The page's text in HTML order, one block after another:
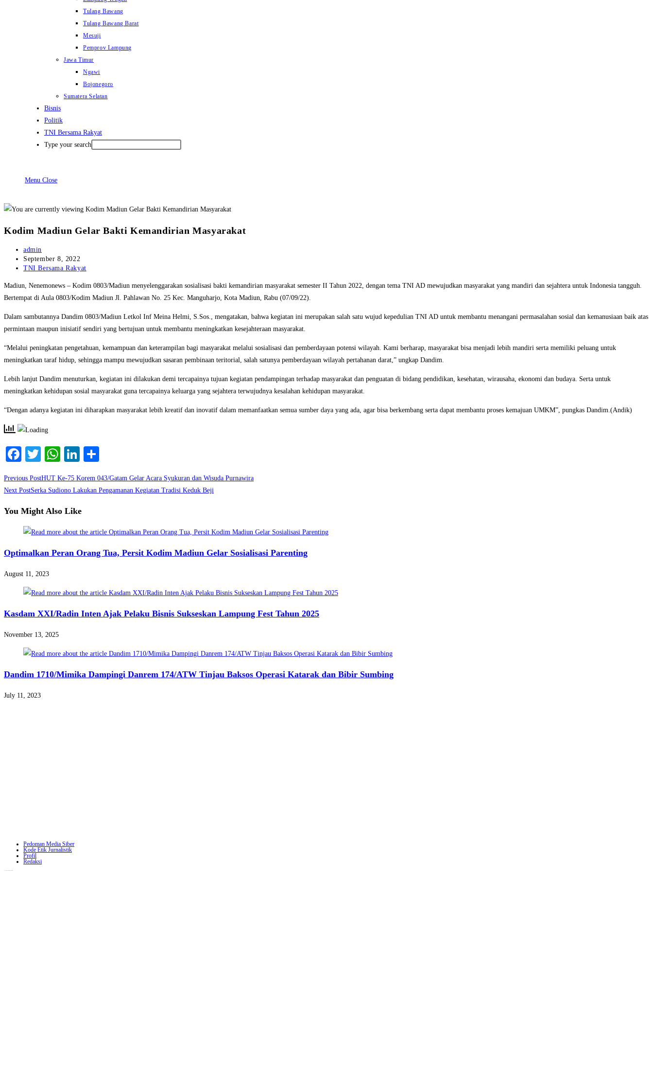
Tulang Bawang
Tulang Bawang Barat
Mesuji
Pemprov Lampung
Jawa Timur
Ngawi
Bojonegoro
Sumatera Selatan
Bisnis
Politik
TNI Bersama Rakyat
Type your search
Menu Close
Kodim Madiun Gelar Bakti Kemandirian Masyarakat
Post
author:
admin
Post
published:
September 8, 2022
Post
TNI Bersama Rakyat
Madiun, Nenemonews – Kodim 0803/Madiun menyelenggarakan sosialisasi bakti kemandirian masyarakat semester II Tahun 2022, dengan tema TNI AD mewujudkan masyarakat yang mandiri dan sejahtera untuk Indonesia tangguh.
Bertempat di Aula 0803/Kodim Madiun Jl. Pahlawan No. 25 Kec. Manguharjo, Kota Madiun, Rabu (07/09/22).
Dalam sambutannya Dandim 0803/Madiun Letkol Inf Meina Helmi, S.Sos., mengatakan, bahwa kegiatan ini merupakan salah satu wujud kepedulian TNI AD untuk membantu menangani permasalahan sosial dan kemanusiaan baik atas
permintaan maupun inisiatif sendiri yang bertujuan untuk membantu meningkatkan kesejahteraan masyarakat.
“Melalui peningkatan pengetahuan, kemampuan dan keterampilan bagi masyarakat melalui sosialisasi dan pemberdayaan potensi wilayah. Kami berharap, masyarakat bisa menjadi lebih mandiri serta memiliki peluang untuk
meningkatkan taraf hidup, sehingga mampu mewujudkan sasaran pembinaan teritorial, salah satunya pemberdayaan wilayah pertahanan darat,” ungkap Dandim.
Lebih lanjut Dandim menuturkan, kegiatan ini dilakukan demi tercapainya tujuan kegiatan pendampingan terhadap masyarakat dan penguatan di bidang pendidikan, kesehatan, wirausaha, ekonomi dan budaya. Serta untuk
meningkatkan kehidupan sosial masyarakat guna tercapainya keluarga yang sejahtera terwujudnya kesalahan kehidupan masyarakat.
“Dengan adanya kegiatan ini diharapkan masyarakat lebih kreatif dan inovatif dalam memanfaatkan semua sumber daya yang ada, agar bisa berkembang serta dapat membantu proses kemajuan UMKM”, pungkas Dandim.(Andik)
Facebook
TwitterWhatsApp
LinkedIn
Read
more
articles
Previous PostHUT Ke-75 Korem 043/Gatam Gelar Acara Syukuran dan Wisuda Purnawira
Next PostSerka Sudiono Lakukan Pengamanan Kegiatan Tradisi Keduk Beji
You Might Also Like
Optimalkan Peran Orang Tua, Persit Kodim Madiun Gelar Sosialisasi Parenting
August 11, 2023
Kasdam XXI/Radin Inten Ajak Pelaku Bisnis Sukseskan Lampung Fest Tahun 2025
November 13, 2025
Dandim 1710/Mimika Dampingi Danrem 174/ATW Tinjau Baksos Operasi Katarak dan Bibir Sumbing
July 11, 2023
Pedoman Media Siber
Kode Etik Jurnalistik
Profil
Redaksi